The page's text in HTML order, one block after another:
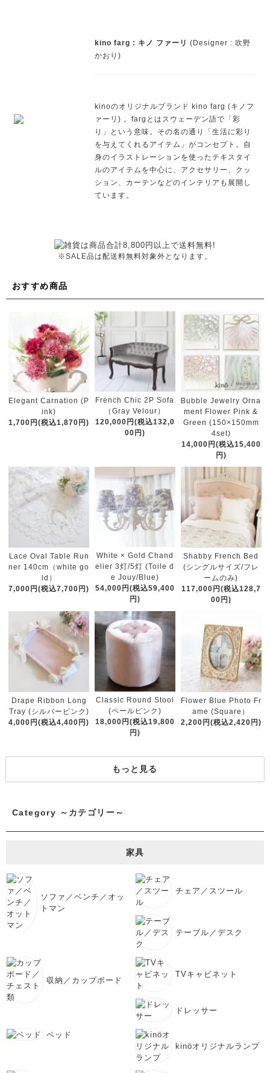
kino farg : キノ ファーリ (Designer : 吹野
かおり)
kinoのオリジナルブランド kino farg (キノフ
ァーリ) 。fargとはスウェーデン語で「彩
り」という意味。その名の通り「生活に彩り
を与えてくれるアイテム」がコンセプト。自
身のイラストレーションを使ったテキスタイ
ルのアイテムを中心に、アクセサリー、クッ
ション、カーテンなどのインテリアも展開し
ています。
※SALE品は配送料無料対象外となります。
おすすめ商品
Elegant Carnation (P
ink)
1,700円(税込1,870円)
French Chic 2P Sofa
（Gray Velour）
120,000円(税込132,0
00円)
Bubble Jewelry Orna
ment Flower Pink &
Green (150×150mm
4set)
14,000円(税込15,400
円)
Lace Oval Table Run
ner 140cm（white go
ld）
7,000円(税込7,700円)
White × Gold Chand
elier 3灯/5灯 (Toile d
e Jouy/Blue)
54,000円(税込59,400
円)
Shabby French Bed
(シングルサイズ/フレ
ームのみ)
117,000円(税込128,7
00円)
Drape Ribbon Long
Tray (シルバーピンク)
4,000円(税込4,400円)
Classic Round Stool
(ペールピンク)
18,000円(税込19,800
円)
Flower Blue Photo Fr
ame (Square）
2,200円(税込2,420円)
もっと見る
Category ～カテゴリー～
家具
ソファ／ベンチ／オッ
トマン
チェア／スツール
テーブル／デスク
収納／カップボード
TVキャビネット
ドレッサー
ベッド
kinöオリジナルランプ